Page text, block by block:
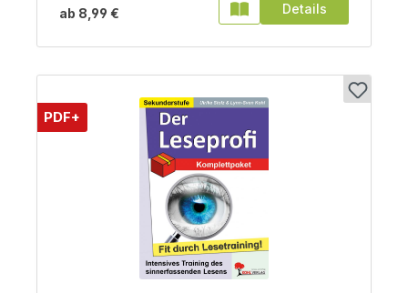
ab 8,99 € Details
PDF+